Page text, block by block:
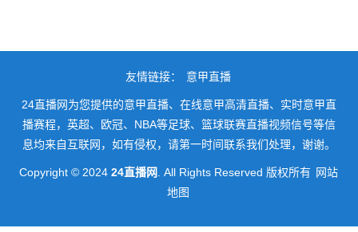
友情链接： 意甲直播
24直播网为您提供的意甲直播、在线意甲高清直播、实时意甲直
播赛程，英超、欧冠、NBA等足球、篮球联赛直播视频信号等信
息均来自互联网，如有侵权，请第一时间联系我们处理，谢谢。
Copyright © 202424直播网 . All Rights Reserved 版权所有 网站
地图